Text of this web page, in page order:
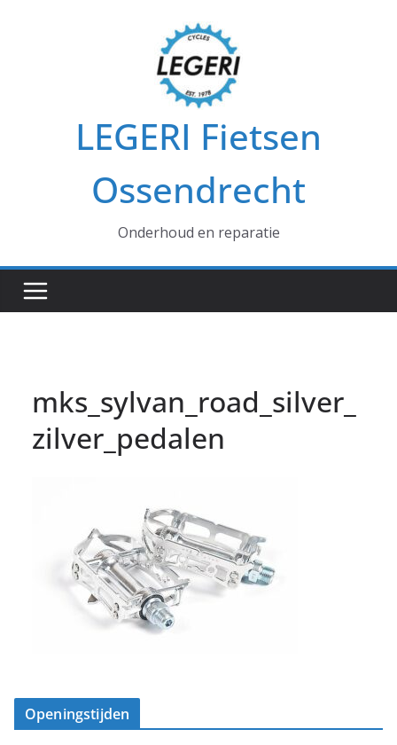
LEGERI Fietsen
Ossendrecht
Onderhoud en reparatie
mks_sylvan_road_silver_
zilver_pedalen
Openingstijden